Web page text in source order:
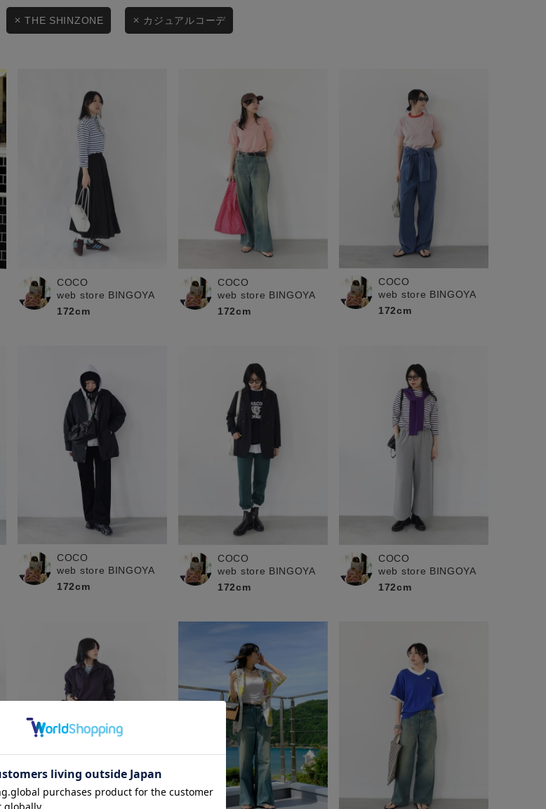
スタイリングから探す
ブランドから探す
お知らせ・ご利用ガイド
ご利用ガイド
ギフトラッピング
お問い合わせ
無料公式アプリダウンロード
セール価格
在庫なし含む
この条件で絞り込む
THE SHINZONE カジュアルコーデ
COCO
web store BINGOYA
172cm
COCO
web store BINGOYA
172cm
COCO
web store BINGOYA
172cm
COCO
web store BINGOYA
172cm
COCO
web store BINGOYA
172cm
COCO
web store BINGOYA
172cm